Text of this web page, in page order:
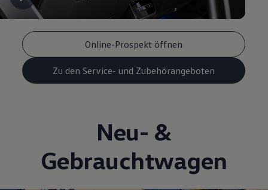
Online-Prospekt öffnen
Zu den Service- und Zubehörangeboten
Neu- &
Gebrauchtwagen